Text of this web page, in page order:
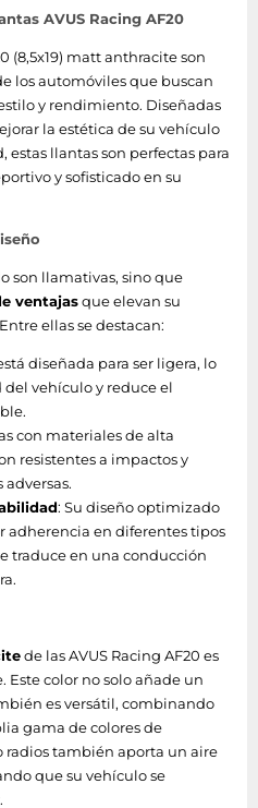
AVUS Racing AF20
(8,5x19) matt anthracite son
los automóviles que buscan
y rendimiento. Diseñadas
la estética de su vehículo
llantas son perfectas para
y sofisticado en su
son llamativas, sino que
ventajasque elevan su
ellas se destacan:
diseñada para ser ligera, lo
vehículo y reduce el
con materiales de alta
resistentes a impactos y
: Su diseño optimizado
adherencia en diferentes tipos
traduce en una conducción
de las AVUS Racing AF20 es
color no solo añade un
es versátil, combinando
gama de colores de
radios también aporta un aire
que su vehículo se